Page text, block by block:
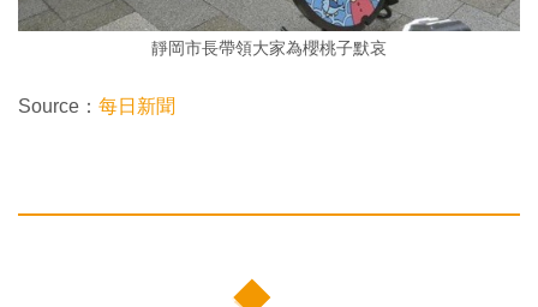
靜岡市長帶領大家為櫻桃子默哀
Source： 每日新聞